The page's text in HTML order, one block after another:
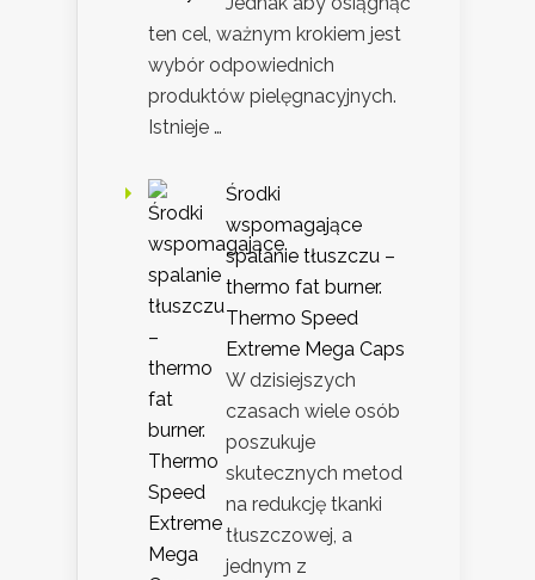
ten cel, ważnym krokiem jest
wybór odpowiednich
produktów pielęgnacyjnych.
Istnieje …
Środki
wspomagające
spalanie tłuszczu –
thermo fat burner.
Thermo Speed
Extreme Mega Caps
W dzisiejszych
czasach wiele osób
poszukuje
skutecznych metod
na redukcję tkanki
tłuszczowej, a
jednym z